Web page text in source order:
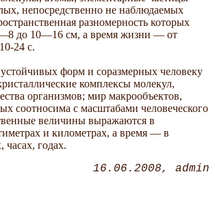
непосредственно не наблюдаемых
разномерность которых
до 10—16 см, а время жизни — от
24 с.
форм и соразмерных человеку
комплексы молекул,
организмов; мир макрообъектов,
соотносима с масштабами человеческого
величины выражаются в
и километрах, а время — в
часах, годах.
16.06.2008 admin